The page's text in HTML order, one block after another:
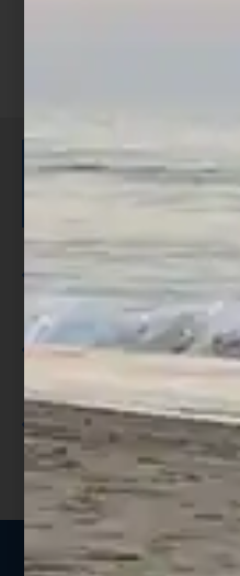
ISCRIVITI E
Per ogni
punti;
Utilizza i punti
sconto;
I punti sono
prodotto;